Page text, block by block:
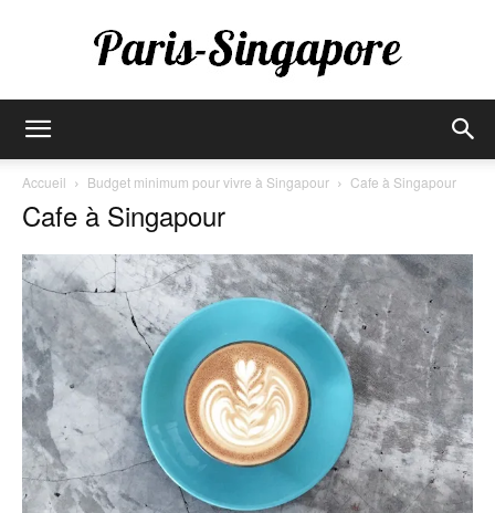
Accueil Budget minimum pour vivre à Singapour Cafe à Singapour
Cafe à Singapour